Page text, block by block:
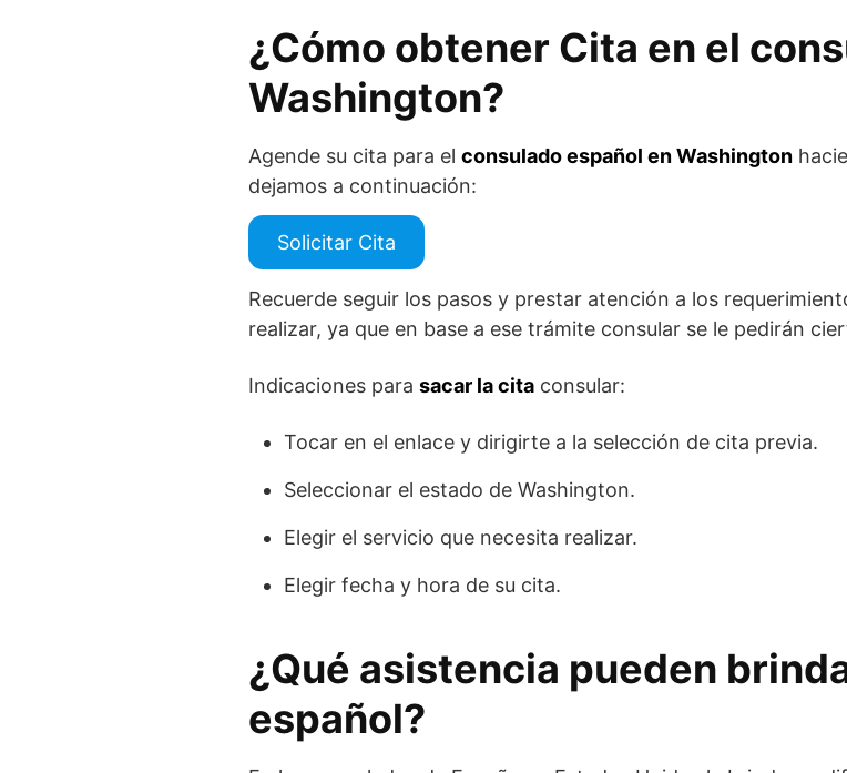
¿Cómo obtener Cita en el
Washington?
Agende su cita para el consulado español en Washington
dejamos a continuación:
Solicitar Cita
Recuerde seguir los pasos y prestar atención a los
realizar, ya que en base a ese trámite consular se le pedirán
Indicaciones para sacar la cita consular:
Tocar en el enlace y dirigirte a la selección de cita previa.
Seleccionar el estado de Washington.
Elegir el servicio que necesita realizar.
Elegir fecha y hora de su cita.
¿Qué asistencia pueden
español?